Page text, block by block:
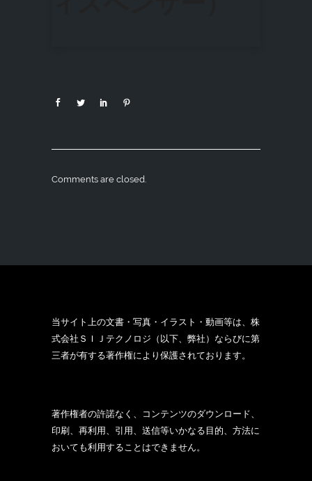
Comments are closed.
当サイト上の文書・写真・イラスト・動画等は、株
式会社ＳＩＪテクノロジ（以下、弊社）ならびに第
三者が有する著作権により保護されております。
著作権者の許諾なく、コンテンツのダウンロード、
印刷、再利用、引用、送信等いかなる目的、方法に
おいても利用することはできません。